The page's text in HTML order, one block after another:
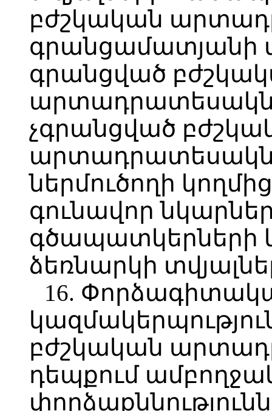
բժշկական
գրանցամատյանի
գրանցված
չգրանցված
ներմուծողի
գունավոր
գծապատկերների
ձեռնարկի
16.
բժշկական
դեպքում